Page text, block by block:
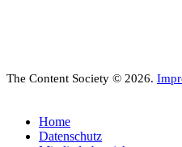
The Content Society © 2026.
Home
Datenschutz